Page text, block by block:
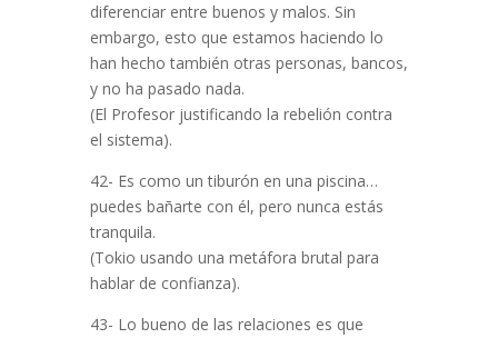
diferenciar entre buenos y malos. Sin
embargo, esto que estamos haciendo lo
han hecho también otras personas, bancos,
y no ha pasado nada.
(El Profesor justificando la rebelión contra
el sistema).
42- Es como un tiburón en una piscina…
puedes bañarte con él, pero nunca estás
tranquila.
(Tokio usando una metáfora brutal para
hablar de confianza).
43- Lo bueno de las relaciones es que